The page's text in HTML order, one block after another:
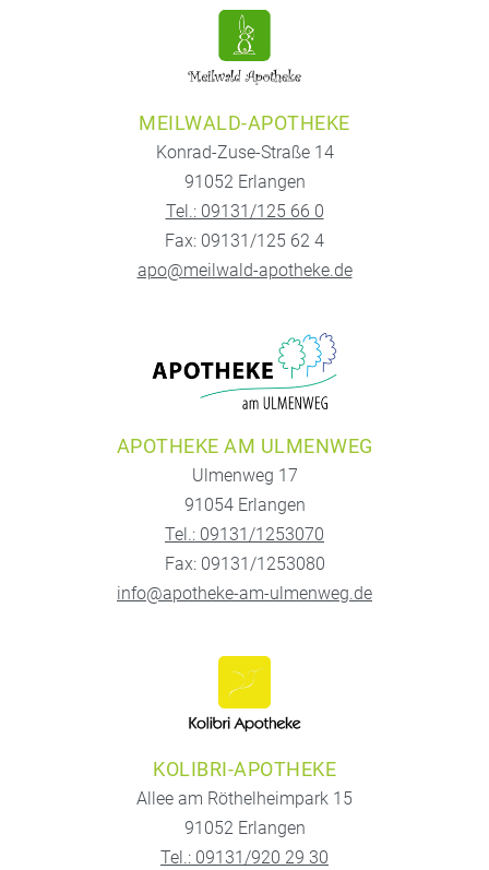
MEILWALD-APOTHEKE
Konrad-Zuse-Straße 14
91052 Erlangen
Tel.: 09131/125 66 0
Fax: 09131/125 62 4
apo@meilwald-apotheke.de
APOTHEKE AM ULMENWEG
Ulmenweg 17
91054 Erlangen
Tel.: 09131/1253070
Fax: 09131/1253080
info@apotheke-am-ulmenweg.de
KOLIBRI-APOTHEKE
Allee am Röthelheimpark 15
91052 Erlangen
Tel.: 09131/920 29 30